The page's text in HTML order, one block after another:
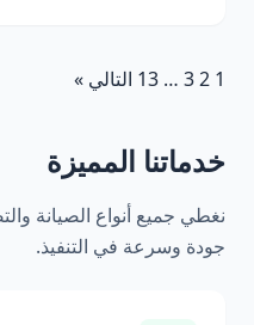
1
2
3
…
13 التالي »
خدماتنا المميزة
نغطي جميع أنواع الصيانة
جودة وسرعة في التنفيذ.